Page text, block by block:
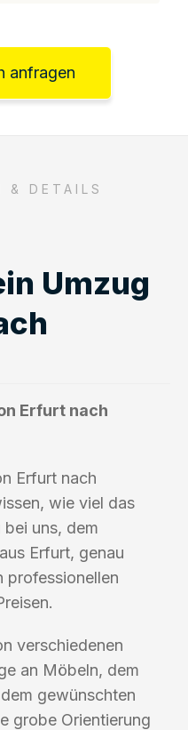
anfragen
& DETAILS
Umzug
Erfurt nach
Erfurt nach
wie viel das
uns, dem
Erfurt, genau
professionellen
verschiedenen
an Möbeln, dem
gewünschten
grobe Orientierung